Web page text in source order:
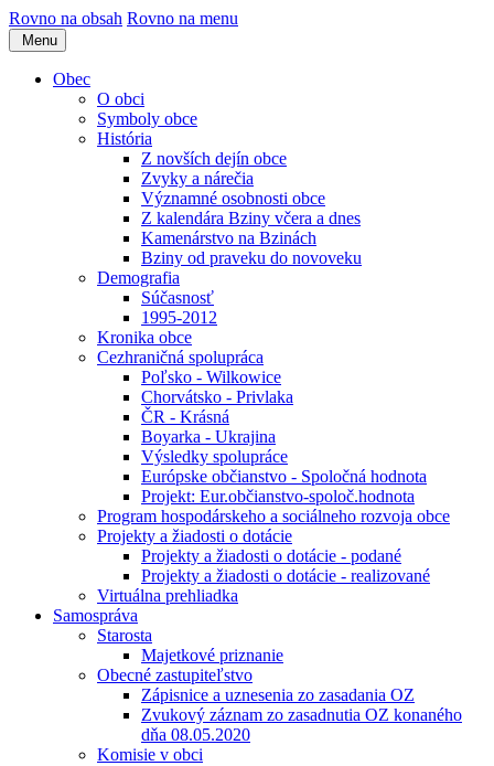
Rovno na obsah Rovno na menu
Menu
Obec
O obci
Symboly obce
História
Z novších dejín obce
Zvyky a nárečia
Významné osobnosti obce
Z kalendára Bziny včera a dnes
Kamenárstvo na Bzinách
Bziny od praveku do novoveku
Demografia
Súčasnosť
1995-2012
Kronika obce
Cezhraničná spolupráca
Poľsko - Wilkowice
Chorvátsko - Privlaka
ČR - Krásná
Boyarka - Ukrajina
Výsledky spolupráce
Európske občianstvo - Spoločná hodnota
Projekt: Eur.občianstvo-spoloč.hodnota
Program hospodárskeho a sociálneho rozvoja obce
Projekty a žiadosti o dotácie
Projekty a žiadosti o dotácie - podané
Projekty a žiadosti o dotácie - realizované
Virtuálna prehliadka
Samospráva
Starosta
Majetkové priznanie
Obecné zastupiteľstvo
Zápisnice a uznesenia zo zasadania OZ
Zvukový záznam zo zasadnutia OZ konaného
dňa 08.05.2020
Komisie v obci